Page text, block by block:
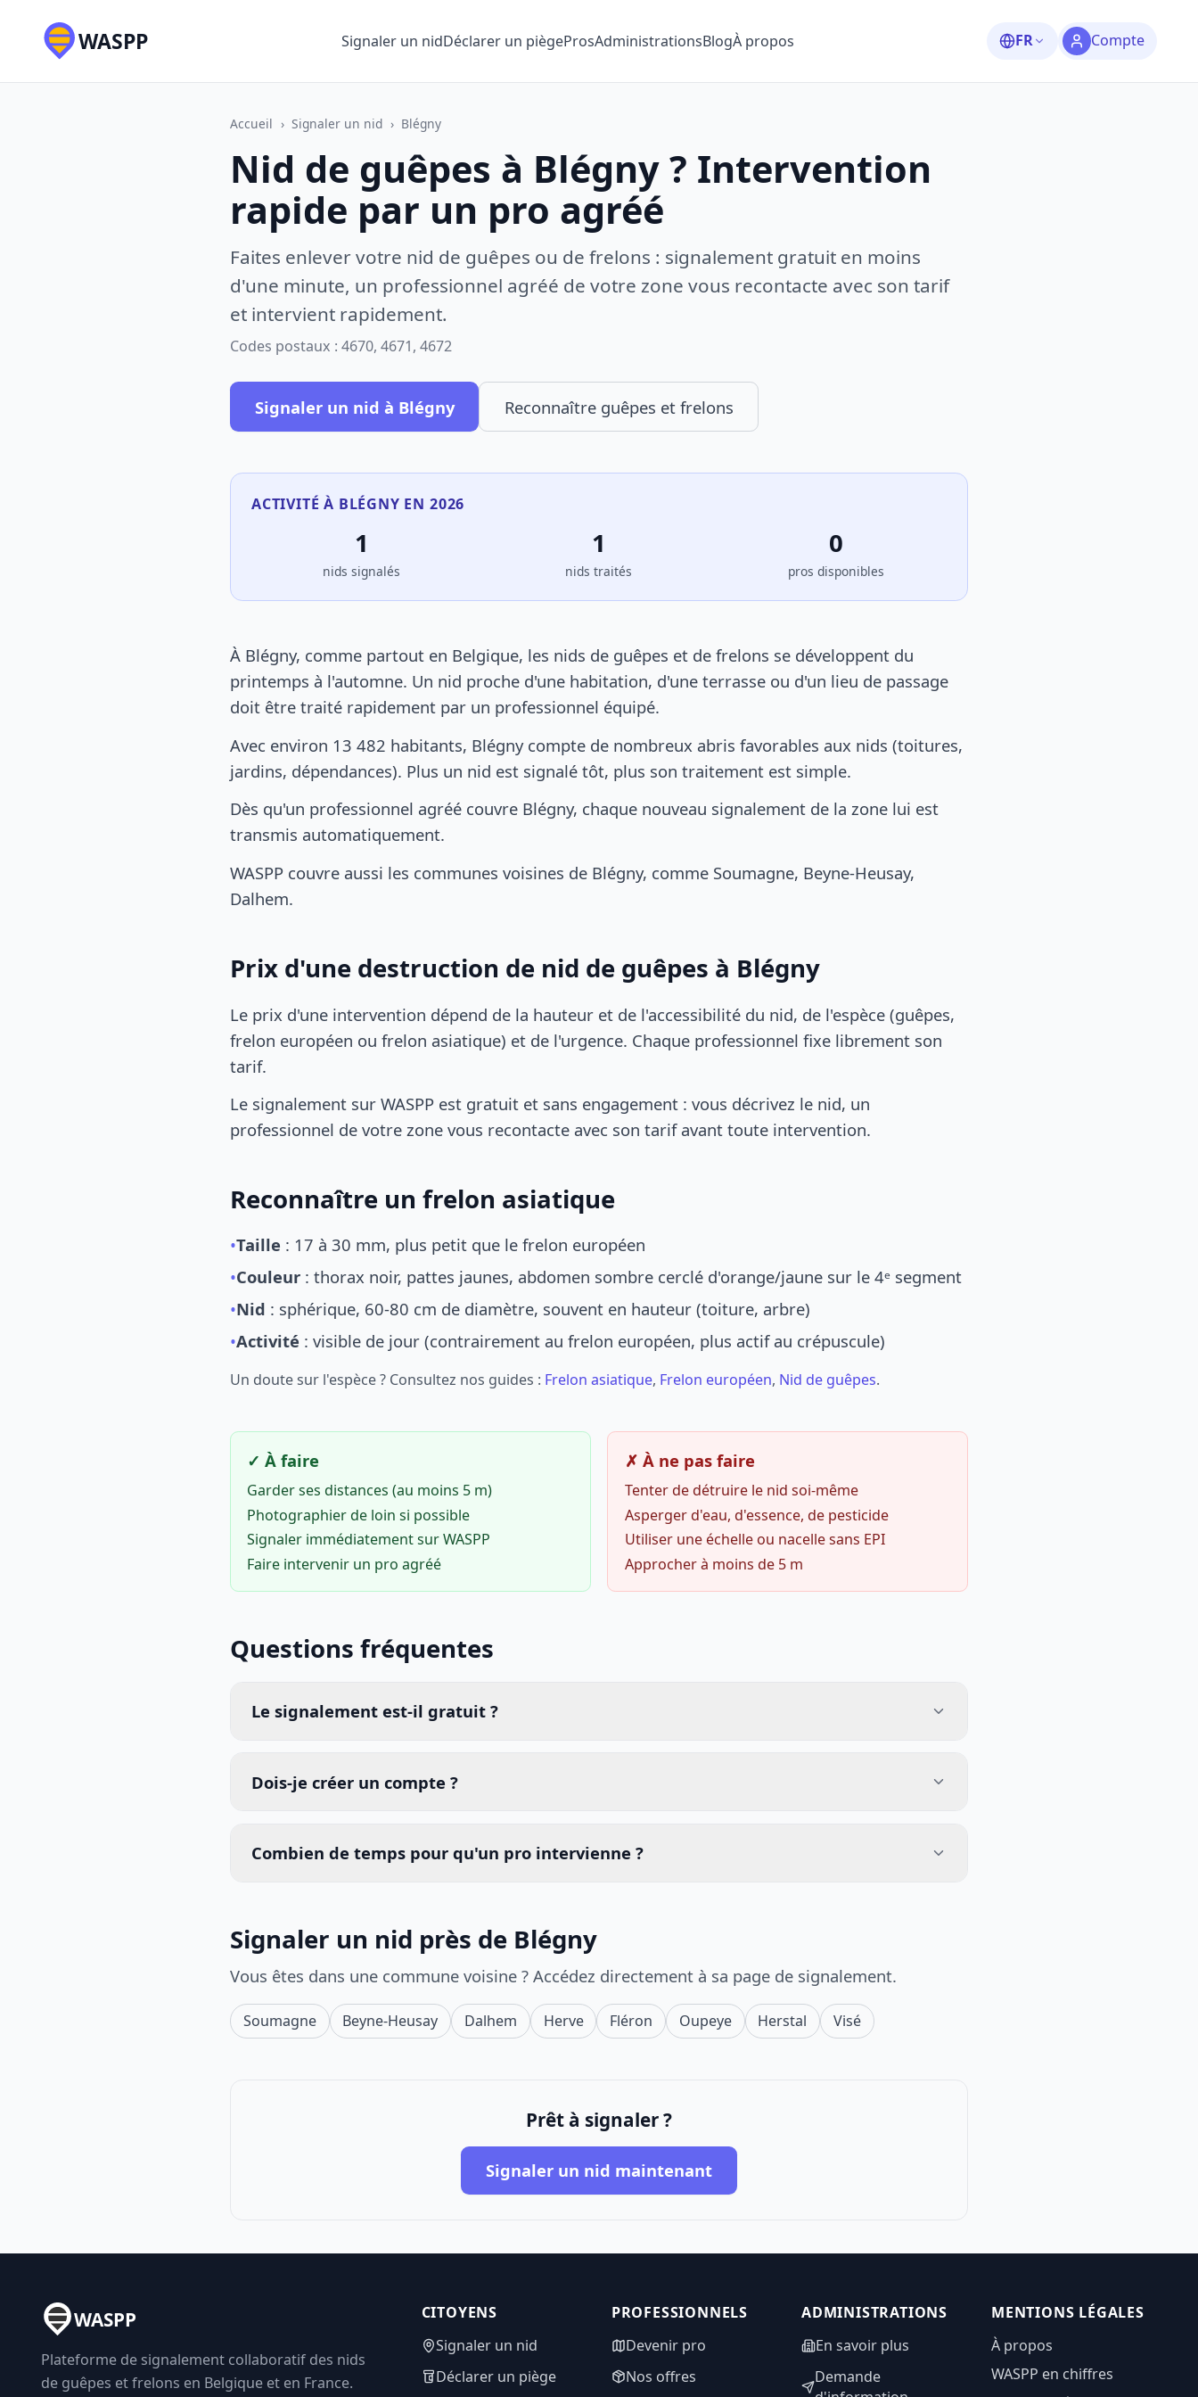
WASPP Signaler un nidDéclarer un piègeProsAdministrationsBlogÀ propos FR Compte
Accueil › Signaler un nid › Blégny
Nid de guêpes à Blégny ? Intervention
rapide par un pro agréé
Faites enlever votre nid de guêpes ou de frelons : signalement gratuit en moins
d'une minute, un professionnel agréé de votre zone vous recontacte avec son tarif
et intervient rapidement.
Codes postaux : 4670, 4671, 4672
Signaler un nid à Blégny Reconnaître guêpes et frelons
ACTIVITÉ À BLÉGNY EN 2026
1
nids signalés
1
nids traités
0
pros disponibles
À Blégny, comme partout en Belgique, les nids de guêpes et de frelons se développent du
printemps à l'automne. Un nid proche d'une habitation, d'une terrasse ou d'un lieu de passage
doit être traité rapidement par un professionnel équipé.
Avec environ 13 482 habitants, Blégny compte de nombreux abris favorables aux nids (toitures,
jardins, dépendances). Plus un nid est signalé tôt, plus son traitement est simple.
Dès qu'un professionnel agréé couvre Blégny, chaque nouveau signalement de la zone lui est
transmis automatiquement.
WASPP couvre aussi les communes voisines de Blégny, comme Soumagne, Beyne-Heusay,
Dalhem.
Prix d'une destruction de nid de guêpes à Blégny
Le prix d'une intervention dépend de la hauteur et de l'accessibilité du nid, de l'espèce (guêpes,
frelon européen ou frelon asiatique) et de l'urgence. Chaque professionnel fixe librement son
tarif.
Le signalement sur WASPP est gratuit et sans engagement : vous décrivez le nid, un
professionnel de votre zone vous recontacte avec son tarif avant toute intervention.
Reconnaître un frelon asiatique
•Taille : 17 à 30 mm, plus petit que le frelon européen
•Couleur : thorax noir, pattes jaunes, abdomen sombre cerclé d'orange/jaune sur le 4ᵉ segment
•Nid : sphérique, 60-80 cm de diamètre, souvent en hauteur (toiture, arbre)
•Activité : visible de jour (contrairement au frelon européen, plus actif au crépuscule)
Un doute sur l'espèce ? Consultez nos guides : Frelon asiatique, Frelon européen, Nid de guêpes.
✓ À faire
Garder ses distances (au moins 5 m)
Photographier de loin si possible
Signaler immédiatement sur WASPP
Faire intervenir un pro agréé
✗ À ne pas faire
Tenter de détruire le nid soi-même
Asperger d'eau, d'essence, de pesticide
Utiliser une échelle ou nacelle sans EPI
Approcher à moins de 5 m
Questions fréquentes
Le signalement est-il gratuit ?
Dois-je créer un compte ?
Combien de temps pour qu'un pro intervienne ?
Signaler un nid près de Blégny
Vous êtes dans une commune voisine ? Accédez directement à sa page de signalement.
Soumagne Beyne-Heusay Dalhem Herve Fléron Oupeye Herstal Visé
Prêt à signaler ?
Signaler un nid maintenant
WASPP
Plateforme de signalement collaboratif des nids
de guêpes et frelons en Belgique et en France.
CITOYENS
Signaler un nid
Déclarer un piège
PROFESSIONNELS
Devenir pro
Nos offres
ADMINISTRATIONS
En savoir plus
Demande
MENTIONS LÉGALES
À propos
WASPP en chiffres